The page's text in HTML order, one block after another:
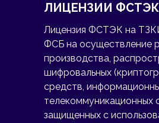
ЛИЦЕНЗИИ
Лицензия ФСТЭК на
ФСБ на осуществление
производства,
шифровальных
средств,
телекоммуникационных
защищенных с